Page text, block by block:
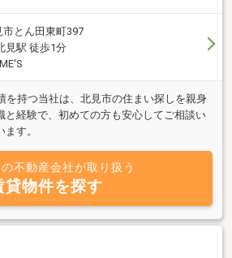
市とん田東町397
見駅 徒歩1分
を持つ当社は、北見市の住まい探しを親身
と経験で、初めての方も安心してご相談い
す。
不動産会社が取り扱う
貸物件を探す